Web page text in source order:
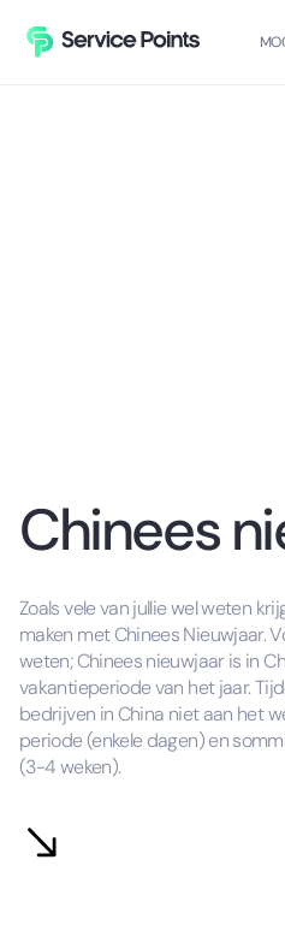
Chinees
Zoals vele van jullie wel weten
maken met Chinees Nieuwjaar.
weten; Chinees nieuwjaar is in
vakantieperiode van het jaar.
bedrijven in China niet aan het
periode (enkele dagen) en
(3-4 weken).